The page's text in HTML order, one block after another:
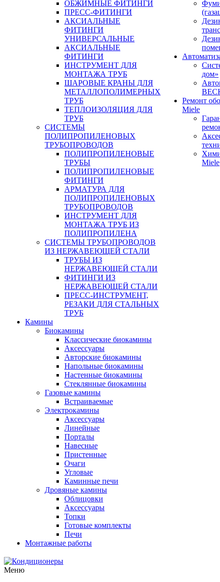
ОБЖИМНЫЕ ФИТИНГИ
ПРЕСС-ФИТИНГИ
АКСИАЛЬНЫЕ
ФИТИНГИ
УНИВЕРСАЛЬНЫЕ
АКСИАЛЬНЫЕ
ФИТИНГИ
ИНСТРУМЕНТ ДЛЯ
МОНТАЖА ТРУБ
ШАРОВЫЕ КРАНЫ ДЛЯ
МЕТАЛЛОПОЛИМЕРНЫХ
ТРУБ
ТЕПЛОИЗОЛЯЦИЯ ДЛЯ
ТРУБ
СИСТЕМЫ
ПОЛИПРОПИЛЕНОВЫХ
ТРУБОПРОВОДОВ
ПОЛИПРОПИЛЕНОВЫЕ
ТРУБЫ
ПОЛИПРОПИЛЕНОВЫЕ
ФИТИНГИ
АРМАТУРА ДЛЯ
ПОЛИПРОПИЛЕНОВЫХ
ТРУБОПРОВОДОВ
ИНСТРУМЕНТ ДЛЯ
МОНТАЖА ТРУБ ИЗ
ПОЛИПРОПИЛЕНА
СИСТЕМЫ ТРУБОПРОВОДОВ
ИЗ НЕРЖАВЕЮЩЕЙ СТАЛИ
ТРУБЫ ИЗ
НЕРЖАВЕЮЩЕЙ СТАЛИ
ФИТИНГИ ИЗ
НЕРЖАВЕЮЩЕЙ СТАЛИ
ПРЕСС-ИНСТРУМЕНТ,
РЕЗАКИ ДЛЯ СТАЛЬНЫХ
ТРУБ
Камины
Биокамины
Классические биокамины
Аксессуары
Авторские биокамины
Напольные биокамины
Настенные биокамины
Стеклянные биокамины
Газовые камины
Встраиваемые
Электрокамины
Аксессуары
Линейные
Порталы
Навесные
Пристенные
Очаги
Угловые
Каминные печи
Дровяные камины
Облицовки
Аксессуары
Топки
Готовые комплекты
Печи
Монтажные работы
дом»
Ремонт
Miele
Miele
Меню